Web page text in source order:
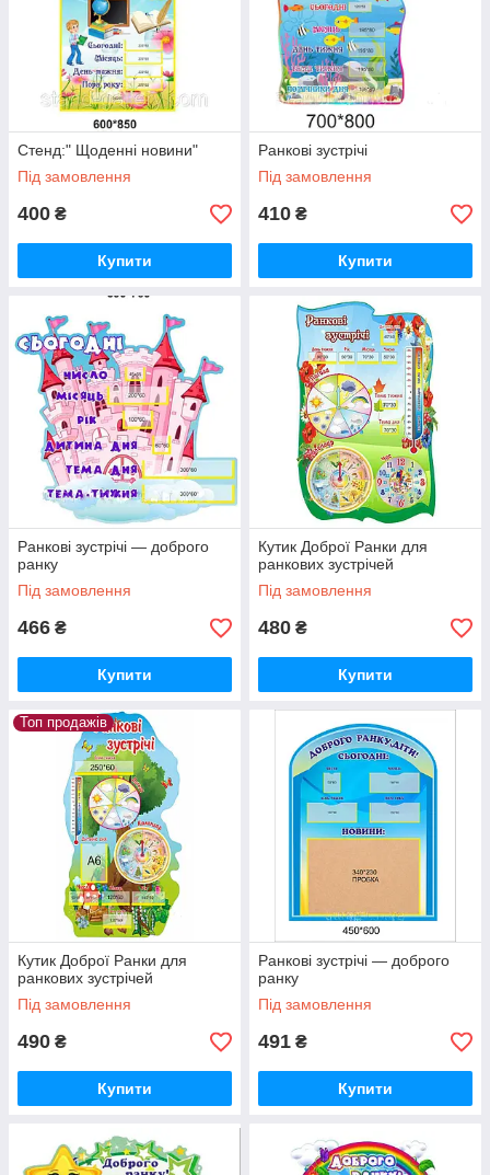
Стенд:" Щоденні новини"
Під замовлення
400 ₴
Купити
Ранкові зустрічі
Під замовлення
410 ₴
Купити
Ранкові зустрічі — доброго
ранку
Під замовлення
466 ₴
Купити
Кутик Доброї Ранки для
ранкових зустрічей
Під замовлення
480 ₴
Купити
Топ продажів
Кутик Доброї Ранки для
ранкових зустрічей
Під замовлення
490 ₴
Купити
Ранкові зустрічі — доброго
ранку
Під замовлення
491 ₴
Купити